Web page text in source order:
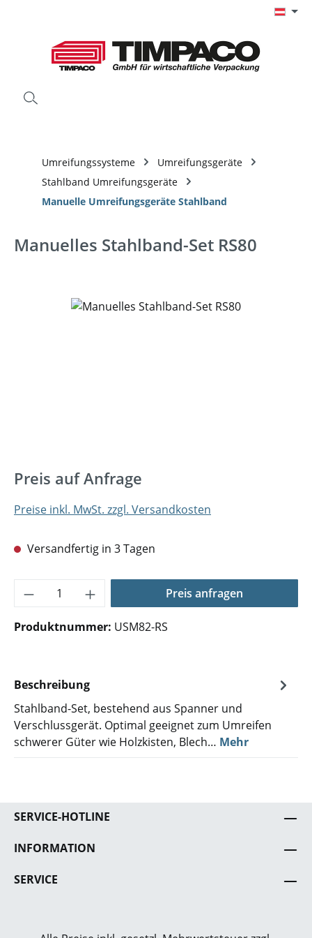
Umreifungssysteme
Umreifungsgeräte
Stahlband Umreifungsgeräte
Manuelle Umreifungsgeräte Stahlband
Manuelles Stahlband-Set RS80
Bildergalerie überspringen
Preis auf Anfrage
Preise inkl. MwSt. zzgl. Versandkosten
Versandfertig in 3 Tagen
Produkt Anzahl: Gib den gewünschten
Preis anfragen
Produktnummer: USM82-RS
Beschreibung
Stahlband-Set, bestehend aus Spanner und
Verschlussgerät. Optimal geeignet zum Umreifen
schwerer Güter wie Holzkisten, Blech… Mehr
SERVICE-HOTLINE
INFORMATION
SERVICE